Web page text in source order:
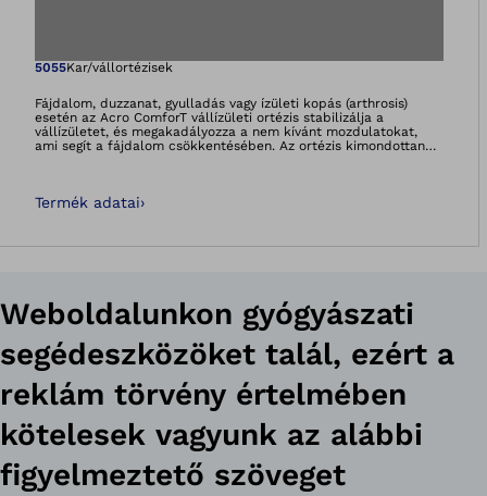
Megnyitja a
5055Kar/vállortézisek
Fájdalom, duzzanat, gyulladás vagy ízületi kopás (arthrosis)
esetén az Acro ComforT vállízületi ortézis stabilizálja a
vállízületet, és megakadályozza a nem kívánt mozdulatokat,
ami segít a fájdalom csökkentésében. Az ortézis kimondottan
eredménye: kevesebb izzadtság és jobb higiénia.
Termék adatai›
Weboldalunkon gyógyászati
segédeszközöket talál, ezért a
reklám törvény értelmében
kötelesek vagyunk az alábbi
figyelmeztető szöveget